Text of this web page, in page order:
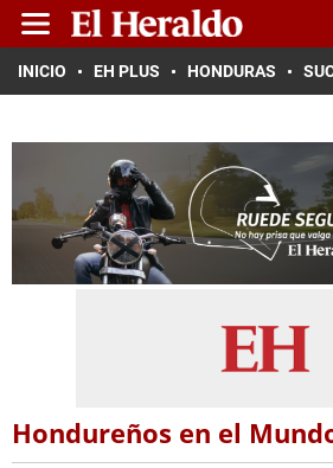
INICIO EH PLUS HONDURAS
Hondureños en el